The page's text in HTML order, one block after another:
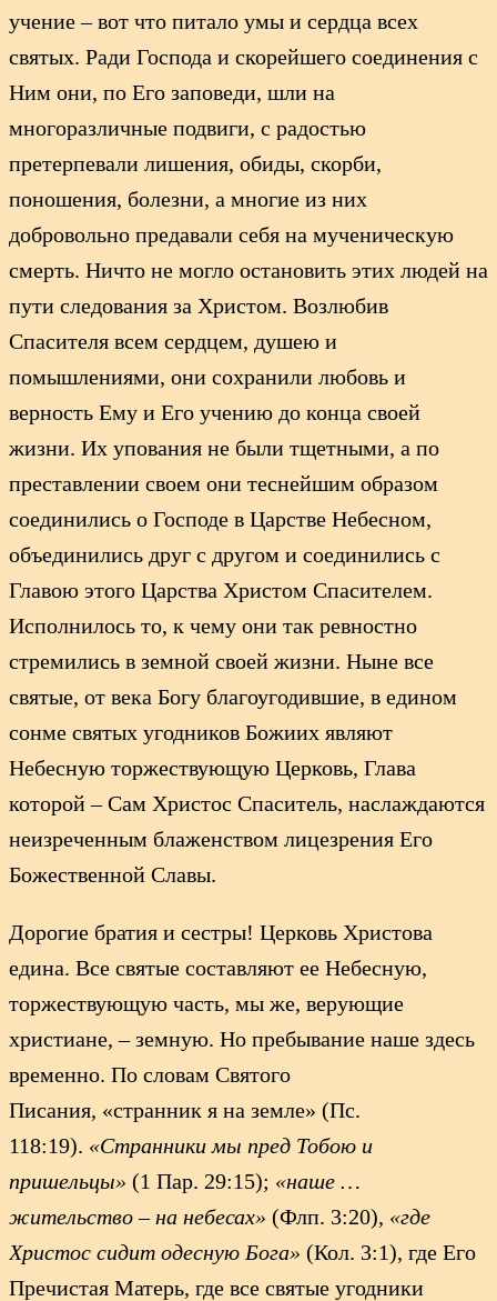
учение – вот что питало умы и сердца всех
святых. Ради Господа и скорейшего соединения с
Ним они, по Его заповеди, шли на
многоразличные подвиги, с радостью
претерпевали лишения, обиды, скорби,
поношения, болезни, а многие из них
добровольно предавали себя на мученическую
смерть. Ничто не могло остановить этих людей на
пути следования за Христом. Возлюбив
Спасителя всем сердцем, душею и
помышлениями, они сохранили любовь и
верность Ему и Его учению до конца своей
жизни. Их упования не были тщетными, а по
преставлении своем они теснейшим образом
соединились о Господе в Царстве Небесном,
объединились друг с другом и соединились с
Главою этого Царства Христом Спасителем.
Исполнилось то, к чему они так ревностно
стремились в земной своей жизни. Ныне все
святые, от века Богу благоугодившие, в едином
сонме святых угодников Божиих являют
Небесную торжествующую Церковь, Глава
которой – Сам Христос Спаситель, наслаждаются
неизреченным блаженством лицезрения Его
Божественной Славы.
Дорогие братия и сестры! Церковь Христова
едина. Все святые составляют ее Небесную,
торжествующую часть, мы же, верующие
христиане, – земную. Но пребывание наше здесь
временно. По словам Святого
Писания, «странник я на земле» (Пс.
118:19). «Странники мы пред Тобою и
пришельцы» (1 Пар. 29:15); «наше …
жительство – на небесах» (Флп. 3:20), «где
Христос сидит одесную Бога» (Кол. 3:1), где Его
Пречистая Матерь, где все святые угодники